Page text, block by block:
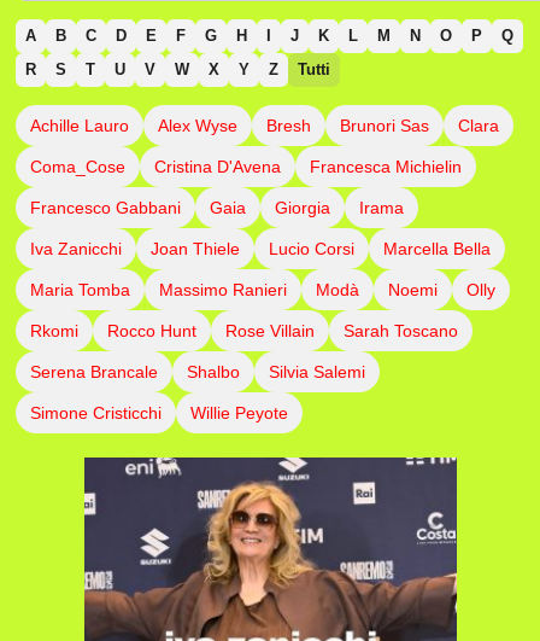
A B C D E F G H J K L M N O P
Q
R
S T U V W X Y Z Tutti
Achille Lauro Alex Wyse Bresh Brunori Sas Clara
Coma_Cose Cristina D'Avena Francesca Michielin
Francesco Gabbani Gaia Giorgia Irama
Iva Zanicchi Joan Thiele Lucio Corsi Marcella Bella
Maria Tomba Massimo Ranieri Modà Noemi Olly
Rkomi Rocco Hunt Rose Villain Sarah Toscano
Serena Brancale Shalbo Silvia Salemi
Simone Cristicchi Willie Peyote